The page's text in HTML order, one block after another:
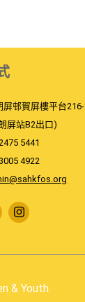
屏邨賀屏樓平台
站B2出口)
5441
4922
& Youth.